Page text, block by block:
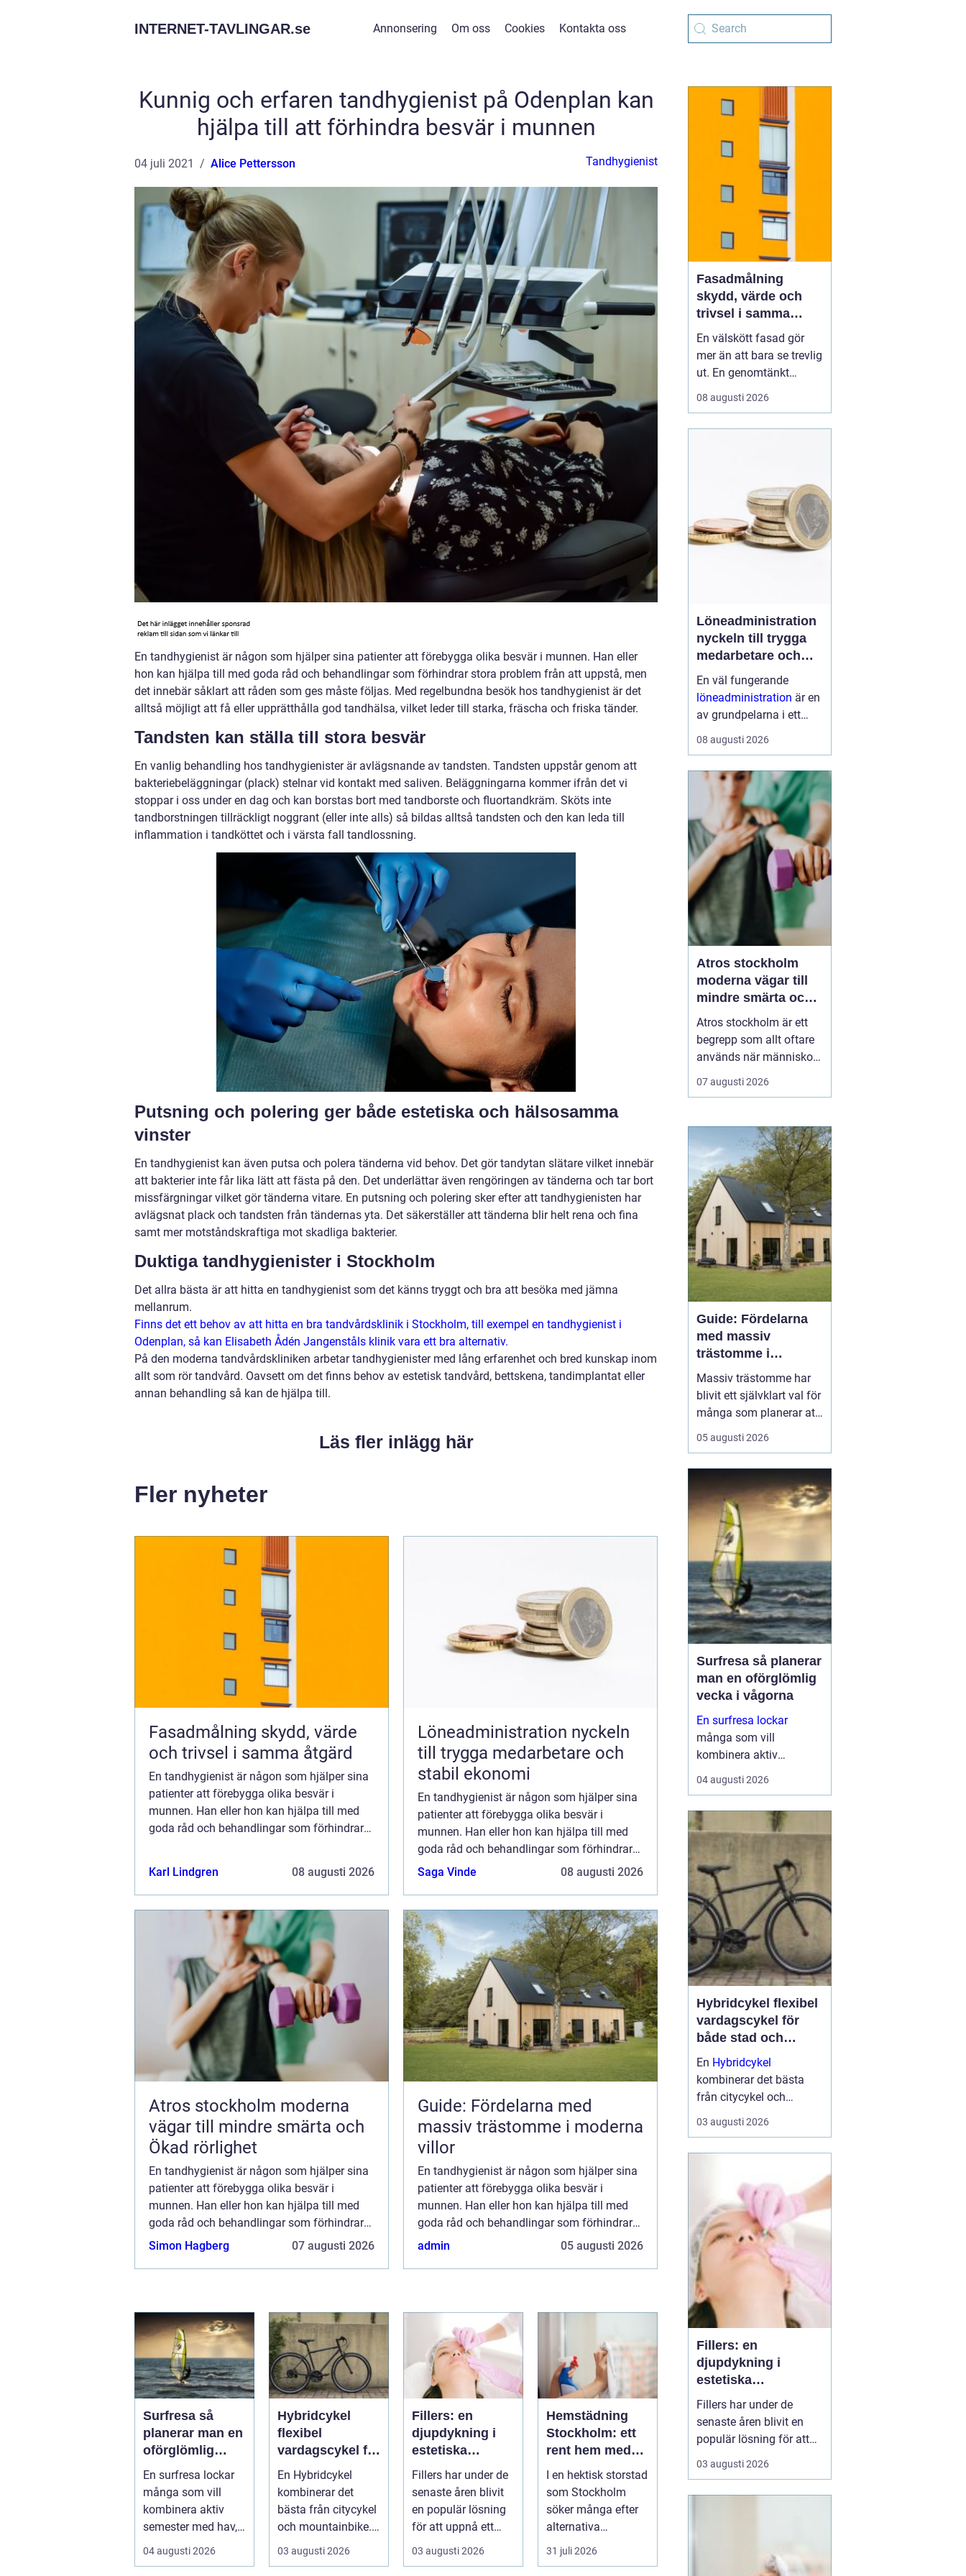
INTERNET-TAVLINGAR.se Annonsering Om oss Cookies Kontakta oss
Kunnig och erfaren tandhygienist på Odenplan kan
hjälpa till att förhindra besvär i munnen
04 juli 2021 Alice Pettersson Tandhygienist
En tandhygienist är någon som hjälper sina patienter att förebygga olika besvär i munnen. Han eller
hon kan hjälpa till med goda råd och behandlingar som förhindrar stora problem från att uppstå, men
det innebär såklart att råden som ges måste följas. Med regelbundna besök hos tandhygienist är det
alltså möjligt att få eller upprätthålla god tandhälsa, vilket leder till starka, fräscha och friska tänder.
Tandsten kan ställa till stora besvär
En vanlig behandling hos tandhygienister är avlägsnande av tandsten. Tandsten uppstår genom att
bakteriebeläggningar (plack) stelnar vid kontakt med saliven. Beläggningarna kommer ifrån det vi
stoppar i oss under en dag och kan borstas bort med tandborste och fluortandkräm. Sköts inte
tandborstningen tillräckligt noggrant (eller inte alls) så bildas alltså tandsten och den kan leda till
inflammation i tandköttet och i värsta fall tandlossning.
Putsning och polering ger både estetiska och hälsosamma
vinster
En tandhygienist kan även putsa och polera tänderna vid behov. Det gör tandytan slätare vilket innebär
att bakterier inte får lika lätt att fästa på den. Det underlättar även rengöringen av tänderna och tar bort
missfärgningar vilket gör tänderna vitare. En putsning och polering sker efter att tandhygienisten har
avlägsnat plack och tandsten från tändernas yta. Det säkerställer att tänderna blir helt rena och fina
samt mer motståndskraftiga mot skadliga bakterier.
Duktiga tandhygienister i Stockholm
Det allra bästa är att hitta en tandhygienist som det känns tryggt och bra att besöka med jämna
mellanrum.
Finns det ett behov av att hitta en bra tandvårdsklinik i Stockholm, till exempel en tandhygienist i
Odenplan, så kan Elisabeth Ådén Jangenståls klinik vara ett bra alternativ.
På den moderna tandvårdskliniken arbetar tandhygienister med lång erfarenhet och bred kunskap inom
allt som rör tandvård. Oavsett om det finns behov av estetisk tandvård, bettskena, tandimplantat eller
annan behandling så kan de hjälpa till.
Läs fler inlägg här
Fler nyheter
Fasadmålning skydd, värde
och trivsel i samma åtgärd
En tandhygienist är någon som hjälper sina
patienter att förebygga olika besvär i
munnen. Han eller hon kan hjälpa till med
goda råd och behandlingar som förhindrar
följas...
Karl Lindgren 08 augusti 2026
Löneadministration nyckeln
till trygga medarbetare och
stabil ekonomi
En tandhygienist är någon som hjälper sina
patienter att förebygga olika besvär i
munnen. Han eller hon kan hjälpa till med
goda råd och behandlingar som förhindrar
stora problem från att uppstå, men det
Saga Vinde 08 augusti 2026
Atros stockholm moderna
vägar till mindre smärta och
Ökad rörlighet
En tandhygienist är någon som hjälper sina
patienter att förebygga olika besvär i
munnen. Han eller hon kan hjälpa till med
goda råd och behandlingar som förhindrar
stora problem från att uppstå, men det
Simon Hagberg 07 augusti 2026
Guide: Fördelarna med
massiv trästomme i moderna
villor
En tandhygienist är någon som hjälper sina
patienter att förebygga olika besvär i
munnen. Han eller hon kan hjälpa till med
goda råd och behandlingar som förhindrar
stora problem från att uppstå, men det
admin 05 augusti 2026
Surfresa så
planerar man en
oförglömlig
vecka i vågorna
En surfresa lockar
många som vill
kombinera aktiv
semester med hav,
natur och
04 augusti 2026
Hybridcykel
flexibel
vardagscykel för
både stad och
motion
En Hybridcykel
kombinerar det
bästa från citycykel
och mountainbike.
Resultatet blir en
03 augusti 2026
Fillers: en
djupdykning i
estetiska
behandlingar
Fillers har under de
senaste åren blivit
en populär lösning
för att uppnå ett
mer ungdomligt och
03 augusti 2026
Hemstädning
Stockholm: ett
rent hem med
perfekt glans
I en hektisk storstad
som Stockholm
söker många efter
alternativa
lösningar för...
31 juli 2026
Fasadmålning
skydd, värde och
trivsel i samma
åtgärd
En välskött fasad gör
mer än att bara se trevlig
ut. En genomtänkt
Fasadmålning fungerar
som ett skyddande skal
upplevs, både för de
som bor där och för
förbipasserande...
08 augusti 2026
Löneadministration
nyckeln till trygga
medarbetare och
stabil ekonomi
En väl fungerande
löneadministration är en
av grundpelarna i ett
seriöst företag. Lönen är
ofta den största
den viktigaste signalen
till medarbetarna om att
företag...
08 augusti 2026
Atros stockholm
moderna vägar till
mindre smärta och
Ökad rörlighet
Atros stockholm är ett
begrepp som allt oftare
används när människor
söker kunskap, diagnos
och behandling för
huvudstadsområdet.
Många lever med stelhet,
smärta och begränsad
rörlighet i knän, höfter,
fötter eller ryggrad under
lång tid ...
07 augusti 2026
Guide: Fördelarna
med massiv
trästomme i
moderna villor
Massiv trästomme har
blivit ett självklart val för
många som planerar att
bygga hus och vill
kombinera hållbarhet,
varm känsla i hemmet.
Genom att välja en
stomme i massivträ
skapas en ...
05 augusti 2026
Surfresa så planerar
man en oförglömlig
vecka i vågorna
En surfresa lockar
många som vill
kombinera aktiv
semester med hav, natur
och gemenskap.
frisk luft och nya intryck
på samma gång.
Oavsett om personen är
nybörjare eller mer
erfaren ...
04 augusti 2026
Hybridcykel flexibel
vardagscykel för
både stad och
motion
En Hybridcykel
kombinerar det bästa
från citycykel och
mountainbike. Resultatet
blir en bekväm, snabb
jobbet som på längre
träningsrundor. Många
som...
03 augusti 2026
Fillers: en
djupdykning i
estetiska
behandlingar
Fillers har under de
senaste åren blivit en
populär lösning för att
uppnå ett mer
ungdomligt och fräscht
rynkor, vilket kan göra en
03 augusti 2026